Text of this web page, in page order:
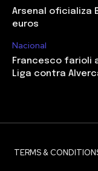
Arsenal oficializa
euros
Nacional
Francesco farioli
Liga contra
TERMS &